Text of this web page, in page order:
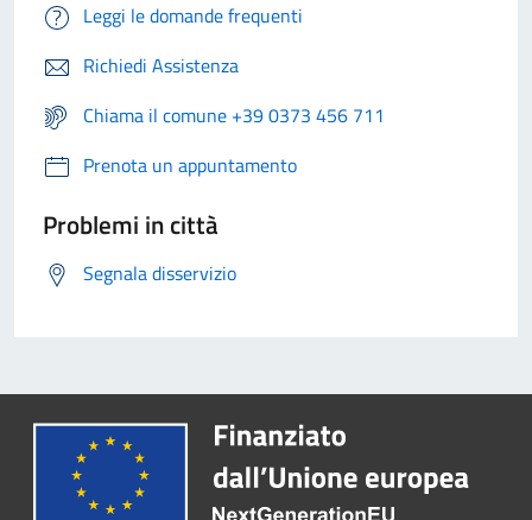
Leggi le domande frequenti
Richiedi Assistenza
Chiama il comune +39 0373 456 711
Prenota un appuntamento
Problemi in città
Segnala disservizio